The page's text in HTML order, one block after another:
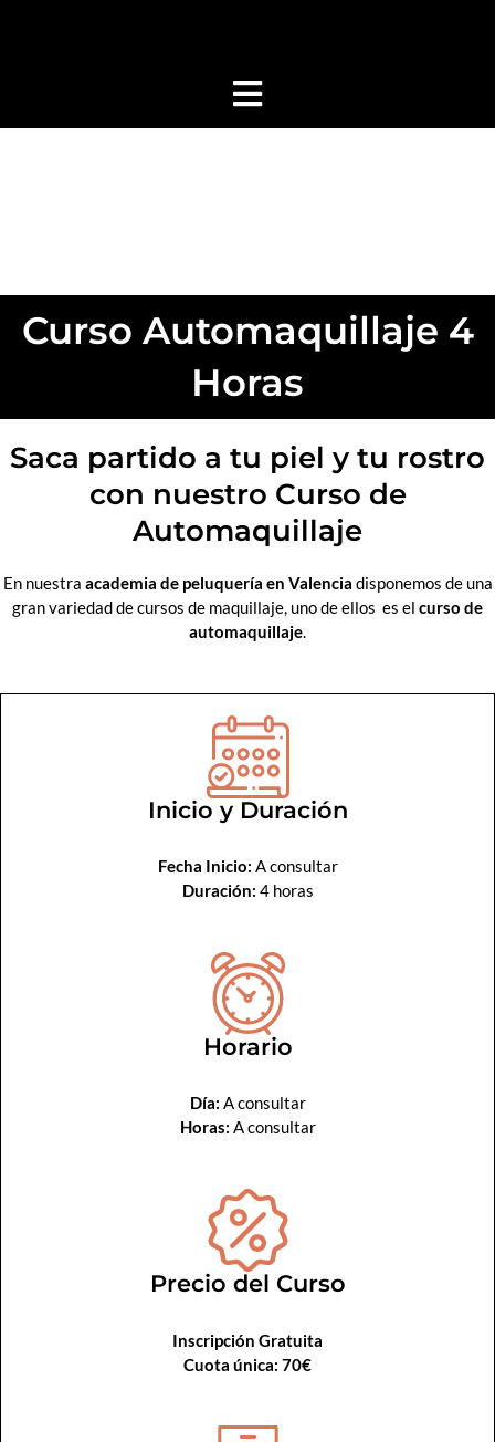
Curso Automaquillaje 4
Horas
Saca partido a tu piel y tu rostro
con nuestro Curso de
Automaquillaje
En nuestra academia de peluquería en Valencia disponemos de una
gran variedad de cursos de maquillaje, uno de ellos es el curso de
automaquillaje.
Inicio y Duración
Fecha Inicio: A consultar
Duración: 4 horas
Horario
Día: A consultar
Horas: A consultar
Precio del Curso
Inscripción Gratuita
Cuota única: 70€